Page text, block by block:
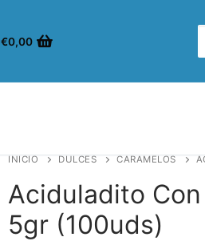
€0,00
INICIO DULCES CARAMELOS
Aciduladito
5gr (100uds)